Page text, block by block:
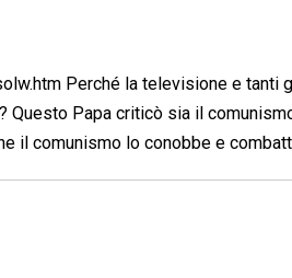
Perché la televisione e tanti
Questo Papa criticò sia il
il comunismo lo conobbe e